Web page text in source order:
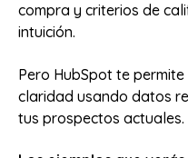
compra y criterios de
intuición.
Pero HubSpot te
claridad usando datos
tus prospectos actuales.